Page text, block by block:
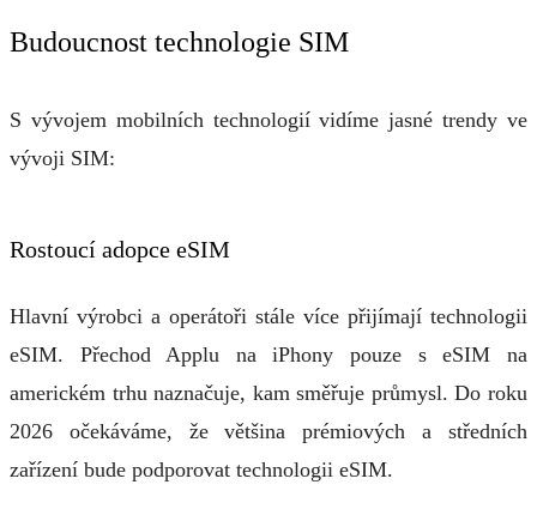
Budoucnost technologie SIM
S vývojem mobilních technologií vidíme jasné trendy ve
vývoji SIM:
Rostoucí adopce eSIM
Hlavní výrobci a operátoři stále více přijímají technologii
eSIM. Přechod Applu na iPhony pouze s eSIM na
americkém trhu naznačuje, kam směřuje průmysl. Do roku
2026 očekáváme, že většina prémiových a středních
zařízení bude podporovat technologii eSIM.